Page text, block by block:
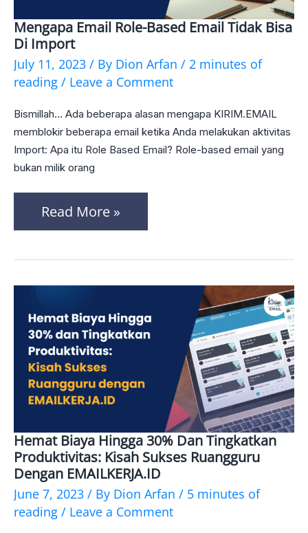
Mengapa Email Role-Based Email Tidak Bisa
Di Import
July 11, 2023 / By Dion Arfan / 2 minutes of
reading / Leave a Comment
Bismillah… Ada beberapa alasan mengapa KIRIM.EMAIL
memblokir beberapa email ketika Anda melakukan aktivitas
Import: Apa itu Role Based Email? Role-based email yang
bukan milik orang
Mengapa
Email
Role-
email
tidak
Bisa
di
import
Read More »
Hemat Biaya Hingga 30% Dan Tingkatkan
Produktivitas: Kisah Sukses Ruangguru
Dengan EMAILKERJA.ID
June 7, 2023 / By Dion Arfan / 5 minutes of
reading / Leave a Comment
Hemat
Biaya
Hingga
30%